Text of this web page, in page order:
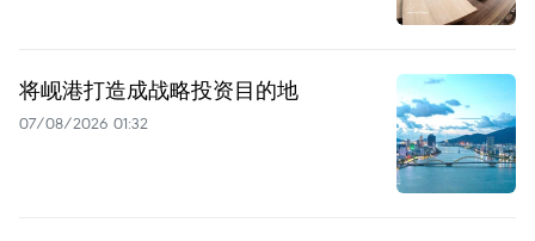
将岘港打造成战略投资目的地
07/08/2026 01:32